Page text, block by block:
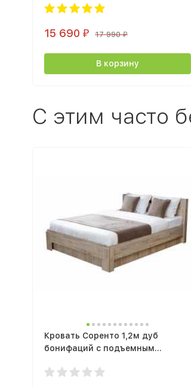
15 690 ₽ 17 990₽
В корзину
С этим часто
Кровать Соренто 1,2м дуб
бонифаций с подъемным